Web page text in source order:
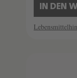
IN DEN